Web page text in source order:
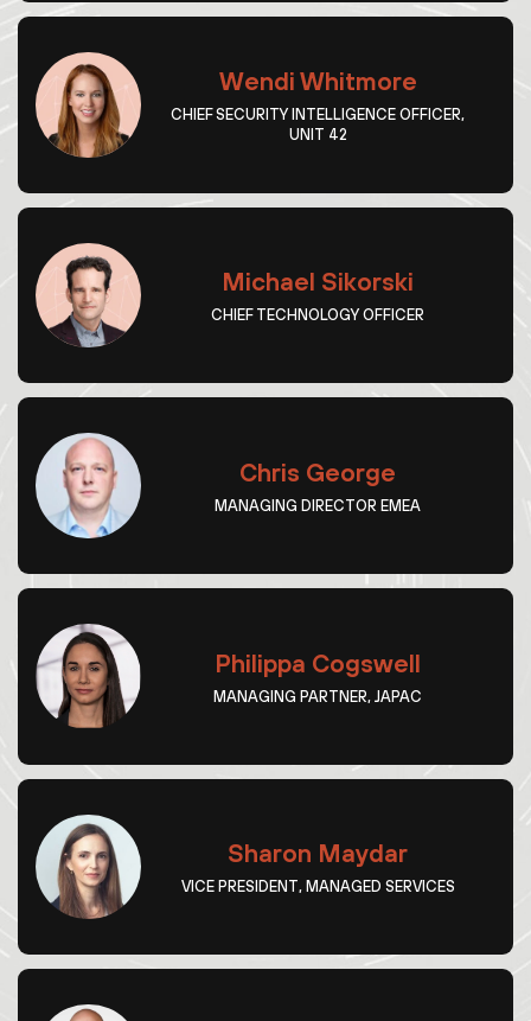
Wendi Whitmore
CHIEF SECURITY INTELLIGENCE OFFICER,
UNIT 42
Michael Sikorski
CHIEF TECHNOLOGY OFFICER
Chris George
MANAGING DIRECTOR EMEA
Philippa Cogswell
MANAGING PARTNER, JAPAC
Sharon Maydar
VICE PRESIDENT, MANAGED SERVICES